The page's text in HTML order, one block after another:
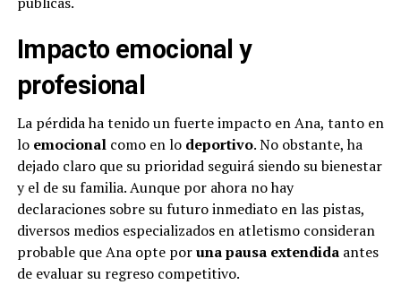
Impacto emocional y
profesional
La pérdida ha tenido un fuerte impacto en Ana, tanto en
lo emocionalcomo en lo deportivo. No obstante, ha
dejado claro que su prioridad seguirá siendo su bienestar
y el de su familia. Aunque por ahora no hay
declaraciones sobre su futuro inmediato en las pistas,
diversos medios especializados en atletismo consideran
probable que Ana opte poruna pausa extendidaantes
de evaluar su regreso competitivo.